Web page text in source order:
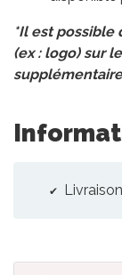
*Il est possible
(ex : logo) sur